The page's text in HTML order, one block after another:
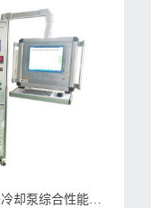
威格氢能源汽车电子冷却泵综合性能测试系统 耐久可靠性及气密性试验台